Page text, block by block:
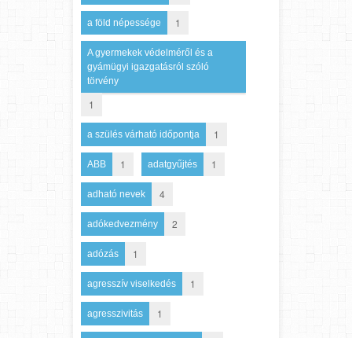
a föld népessége 1
A gyermekek védelméről és a
gyámügyi igazgatásról szóló
törvény
1
a szülés várható időpontja 1
ABB 1 adatgyűjtés 1
adható nevek 4
adókedvezmény 2
adózás 1
agresszív viselkedés 1
agresszivitás 1